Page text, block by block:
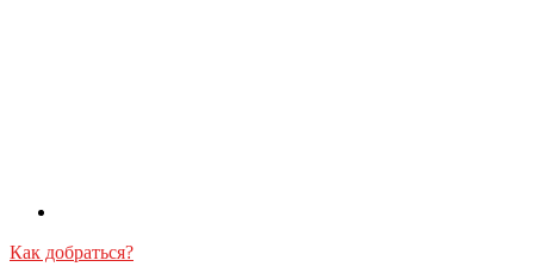
Как добраться?